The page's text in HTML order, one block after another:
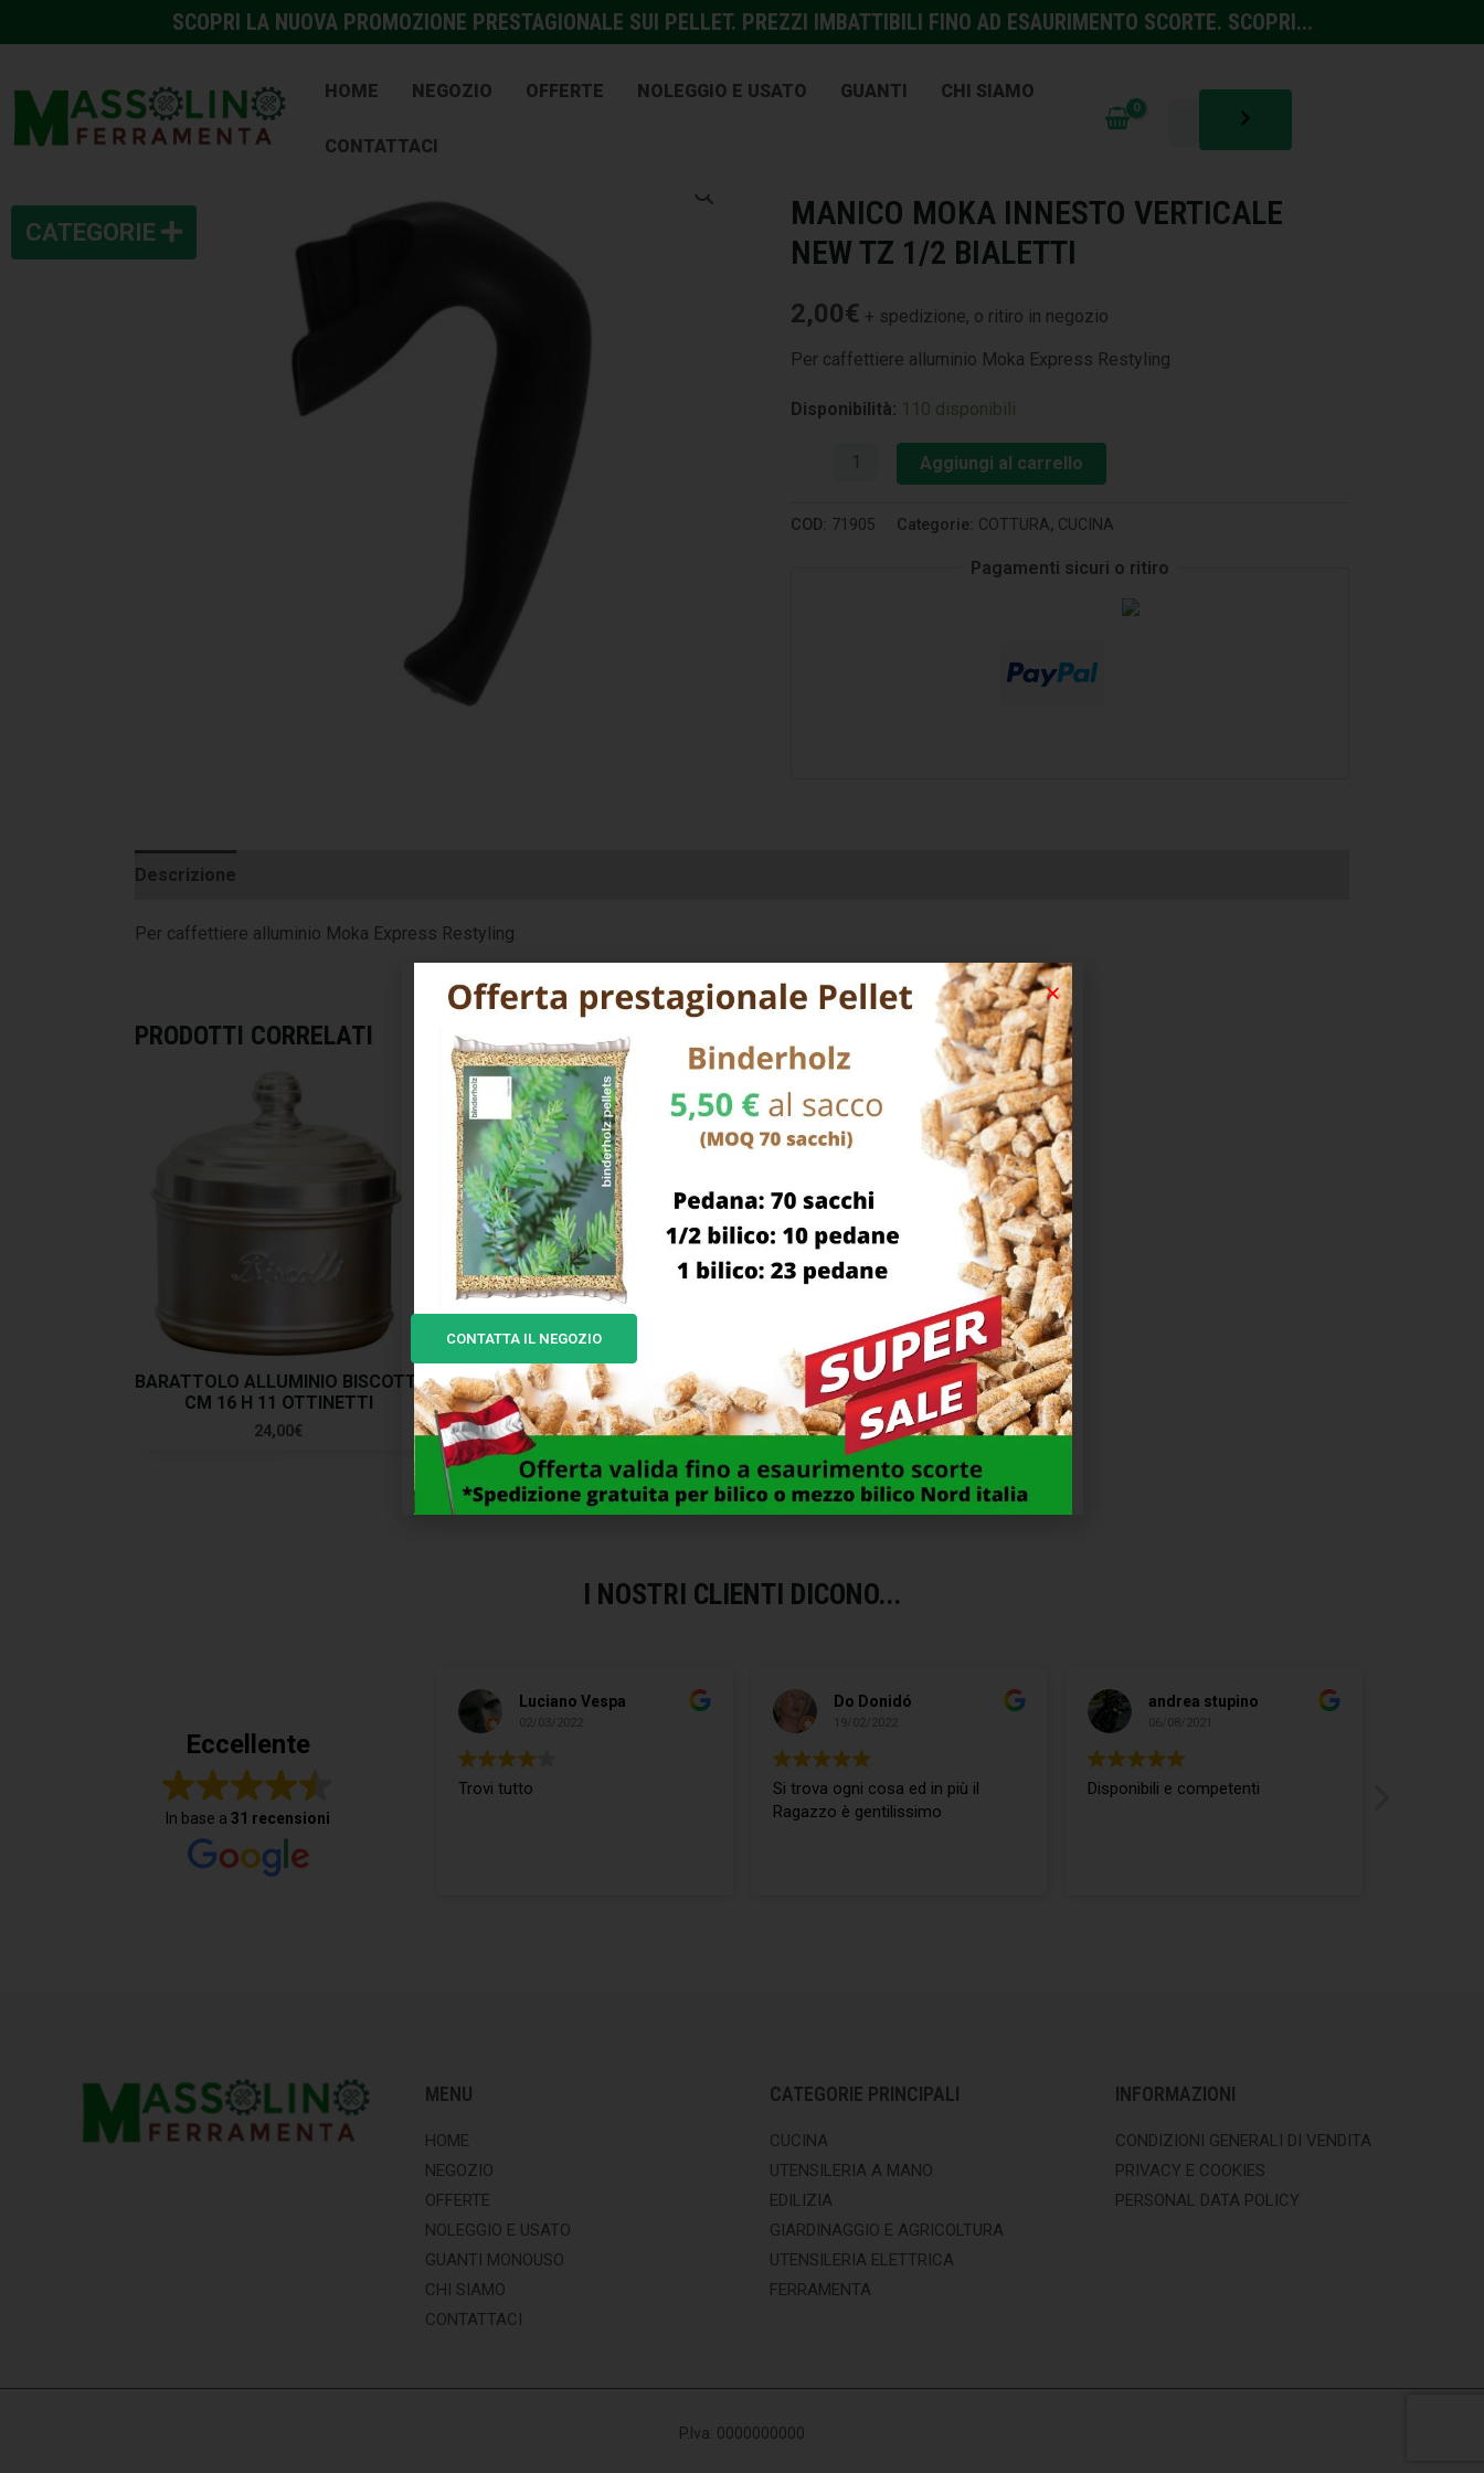
SCOPRI LA NUOVA PROMOZIONE PRESTAGIONALE SUI PELLET. PREZZI IMBATTIBILI FINO AD ESAURIMENTO SCORTE. SCOPRI...
HOME NEGOZIO OFFERTE NOLEGGIO E USATO GUANTI CHI SIAMO
CONTATTACI
MANICO MOKA INNESTO VERTICALE
NEW TZ 1/2 BIALETTI
2,00€ + spedizione, o ritiro in negozio
Per caffettiere alluminio Moka Express Restyling
Disponibilità: 110 disponibili
Aggiungi al carrello
COD: 71905 Categorie: COTTURA, CUCINA
Pagamenti sicuri o ritiro
Descrizione
Per caffettiere alluminio Moka Express Restyling
PRODOTTI CORRELATI
BARATTOLO ALLUMINIO BISCOTTI
CM 16 H 11 OTTINETTI
24,00€
BARATTOLO CERAMICA CAFFE’
CM 12 H 17 UTILISSIMI
12,00€
BARATTOLO CERAMICA TERRE PZ
3 BELLINTAVOLA
29,00€
I NOSTRI CLIENTI DICONO...
Eccellente
In base a 31 recensioni
Luciano Vespa
02/03/2022
Trovi tutto
Do Donidó
19/02/2022
Si trova ogni cosa ed in più il
Ragazzo è gentilissimo
andrea stupino
06/08/2021
Disponibili e competenti
MENU
HOME
NEGOZIO
OFFERTE
NOLEGGIO E USATO
GUANTI MONOUSO
CHI SIAMO
CONTATTACI
CATEGORIE PRINCIPALI
CUCINA
UTENSILERIA A MANO
EDILIZIA
GIARDINAGGIO E AGRICOLTURA
UTENSILERIA ELETTRICA
FERRAMENTA
INFORMAZIONI
CONDIZIONI GENERALI DI VENDITA
PRIVACY E COOKIES
PERSONAL DATA POLICY
P.Iva: 0000000000
CONTATTA IL NEGOZIO